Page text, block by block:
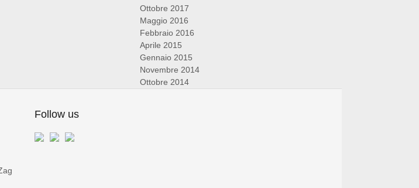
Ottobre 2017
Maggio 2016
Febbraio 2016
Aprile 2015
Gennaio 2015
Novembre 2014
Ottobre 2014
Follow us